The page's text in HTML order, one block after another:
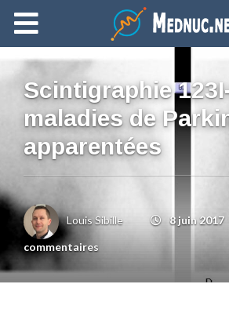
Ajouter du contenu
Scintigraphie
maladies de
apparentées
Louis Sibille 8 juin 2017
commentaires